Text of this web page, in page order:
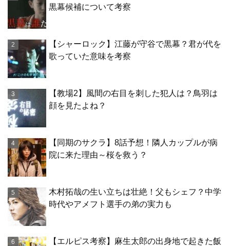
黒幕候補について考察
【シャーロック】江藤が守谷で黒幕？君が代を
歌っていた意味を考察
【教場2】風間の右目を刺した犯人は？鳥羽は
顔を見たよね？
【同期のサクラ】8話予想！隣人カップルが病
院に来た理由～桜を救う？
木村拓哉の生い立ちは壮絶！父もシェフ？中学
時代やアメフト選手の弟の実力も
【エルピス考察】麻生太郎の出身地で起きた飯